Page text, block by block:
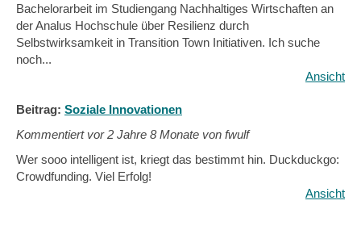
Bachelorarbeit im Studiengang Nachhaltiges Wirtschaften an
der Analus Hochschule über Resilienz durch
Selbstwirksamkeit in Transition Town Initiativen. Ich suche
noch...
Ansicht
Beitrag: Soziale Innovationen
Kommentiert vor2 Jahre 8 Monate von fwulf
Wer sooo intelligent ist, kriegt das bestimmt hin. Duckduckgo:
Crowdfunding. Viel Erfolg!
Ansicht